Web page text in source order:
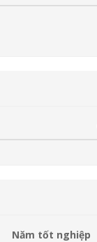
Năm tốt nghiệp